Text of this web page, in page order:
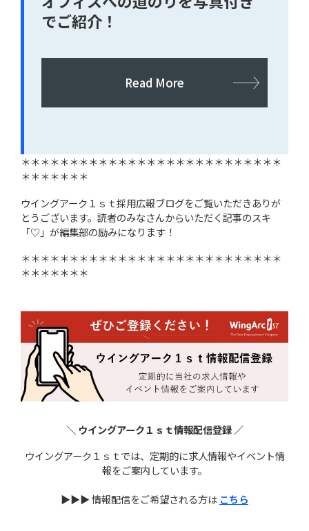
でご紹介！
Read More
＊＊＊＊＊＊＊＊＊＊＊＊＊＊＊＊＊＊＊＊＊＊＊＊＊＊＊
＊＊＊＊＊＊＊
ウイングアーク１ｓｔ採用広報ブログをご覧いただきありが
とうございます。読者のみなさんからいただく記事のスキ
「♡」が編集部の励みになります！
＊＊＊＊＊＊＊＊＊＊＊＊＊＊＊＊＊＊＊＊＊＊＊＊＊＊＊
＊＊＊＊＊＊＊
＼ ウイングアーク１ｓｔ情報配信登録 ／
ウイングアーク１ｓｔでは、定期的に求人情報やイベント情
報をご案内しています。
▶▶▶ 情報配信をご希望される方は こちら